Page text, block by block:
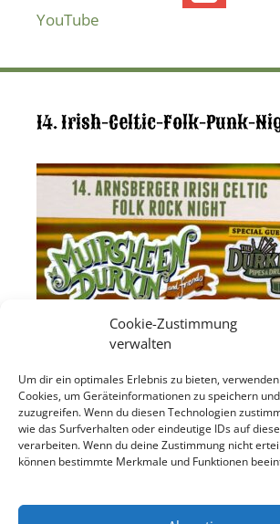
Cookie-Zustimmung
verwalten
Um dir ein optimales Erlebnis zu bieten,
Cookies, um Geräteinformationen zu speichern
zuzugreifen. Wenn du diesen Technologien
wie das Surfverhalten oder eindeutige IDs auf
verarbeiten. Wenn du deine Zustimmung nicht
können bestimmte Merkmale und Funktionen
YouTube
14. Irish-Celtic-Folk-Punk-